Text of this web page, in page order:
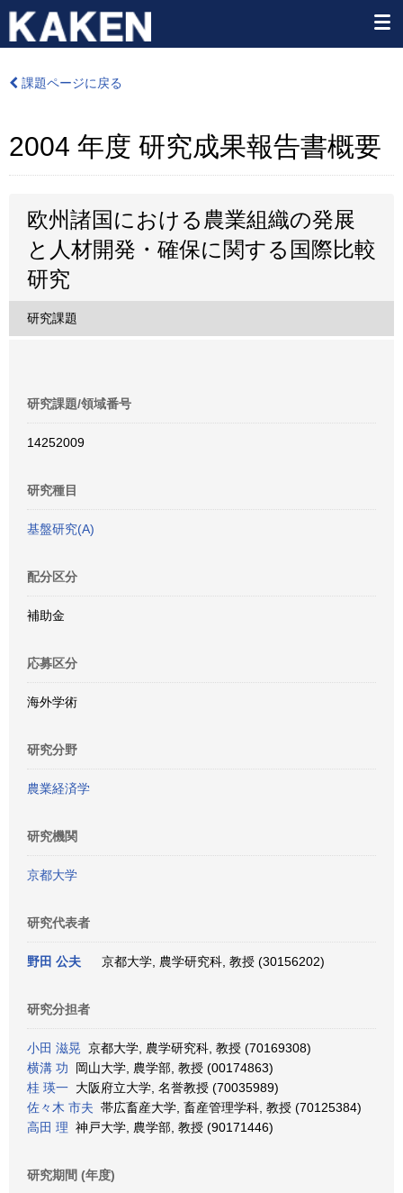
課題ページに戻る
2004 年度 研究成果報告書概要
欧州諸国における農業組織の発展
と人材開発・確保に関する国際比較
研究
研究課題
研究課題/領域番号
14252009
研究種目
基盤研究(A)
配分区分
補助金
応募区分
海外学術
研究分野
農業経済学
研究機関
京都大学
研究代表者
野田 公夫 京都大学, 農学研究科, 教授 (30156202)
研究分担者
小田 滋晃 京都大学, 農学研究科, 教授 (70169308)
横溝 功 岡山大学, 農学部, 教授 (00174863)
桂 瑛一 大阪府立大学, 名誉教授 (70035989)
佐々木 市夫 帯広畜産大学, 畜産管理学科, 教授 (70125384)
高田 理 神戸大学, 農学部, 教授 (90171446)
研究期間 (年度)